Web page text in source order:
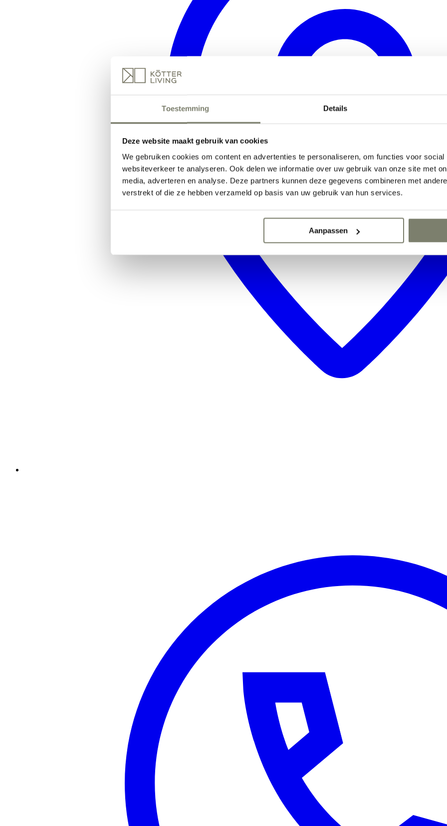
Toestemming Details
Deze website maakt gebruik van cookies
We gebruiken cookies om content en advertenties te personaliseren, om functies voor
websiteverkeer te analyseren. Ook delen we informatie over uw gebruik van onze site met
media, adverteren en analyse. Deze partners kunnen deze gegevens combineren met
verstrekt of die ze hebben verzameld op basis van uw gebruik van hun services.
Aanpassen